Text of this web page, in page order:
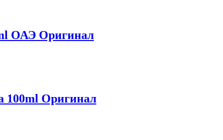
ОАЭ Оригинал
100ml Оригинал